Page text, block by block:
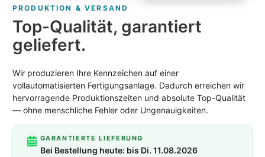
PRODUKTION & VERSAND
Top-Qualität, garantiert
geliefert.
Wir produzieren Ihre Kennzeichen auf einer
vollautomatisierten Fertigungsanlage. Dadurch erreichen wir
hervorragende Produktionszeiten und absolute Top-Qualität
— ohne menschliche Fehler oder Ungenauigkeiten.
GARANTIERTE LIEFERUNG
Bei Bestellung heute: bis Di. 11.08.2026